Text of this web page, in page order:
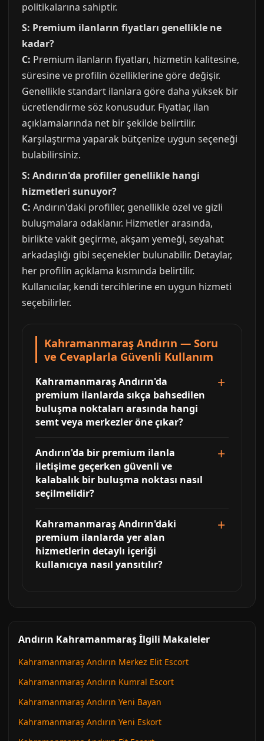
politikalarına sahiptir.
S: Premium ilanların fiyatları genellikle ne
kadar?
C: Premium ilanların fiyatları, hizmetin kalitesine,
süresine ve profilin özelliklerine göre değişir.
Genellikle standart ilanlara göre daha yüksek bir
ücretlendirme söz konusudur. Fiyatlar, ilan
açıklamalarında net bir şekilde belirtilir.
Karşılaştırma yaparak bütçenize uygun seçeneği
bulabilirsiniz.
S: Andırın'da profiller genellikle hangi
hizmetleri sunuyor?
C: Andırın'daki profiller, genellikle özel ve gizli
buluşmalara odaklanır. Hizmetler arasında,
birlikte vakit geçirme, akşam yemeği, seyahat
arkadaşlığı gibi seçenekler bulunabilir. Detaylar,
her profilin açıklama kısmında belirtilir.
Kullanıcılar, kendi tercihlerine en uygun hizmeti
seçebilirler.
Kahramanmaraş Andırın — Soru
ve Cevaplarla Güvenli Kullanım
Kahramanmaraş Andırın'da
premium ilanlarda sıkça bahsedilen
buluşma noktaları arasında hangi
semt veya merkezler öne çıkar?
Andırın'da bir premium ilanla
iletişime geçerken güvenli ve
kalabalık bir buluşma noktası nasıl
seçilmelidir?
Kahramanmaraş Andırın'daki
premium ilanlarda yer alan
hizmetlerin detaylı içeriği
kullanıcıya nasıl yansıtılır?
Andırın Kahramanmaraş İlgili Makaleler
Kahramanmaraş Andırın Merkez Elit Escort
Kahramanmaraş Andırın Kumral Escort
Kahramanmaraş Andırın Yeni Bayan
Kahramanmaraş Andırın Yeni Eskort